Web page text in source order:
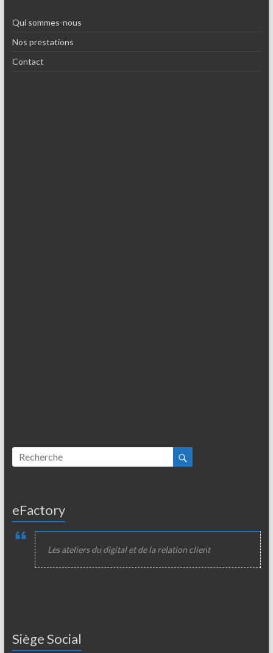
Qui sommes-nous
Nos prestations
Contact
eFactory
Les ateliers du digital et de la relation client
Siège Social